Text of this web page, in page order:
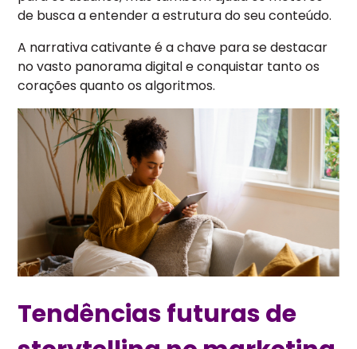
de busca a entender a estrutura do seu conteúdo.
A narrativa cativante é a chave para se destacar
no vasto panorama digital e conquistar tanto os
corações quanto os algoritmos.
Tendências futuras de